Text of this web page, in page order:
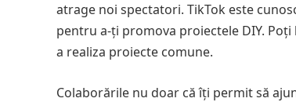
atrage noi spectatori. TikTok este
pentru a-ți promova proiectele DIY.
a realiza proiecte comune.
Colaborările nu doar că îți permit să